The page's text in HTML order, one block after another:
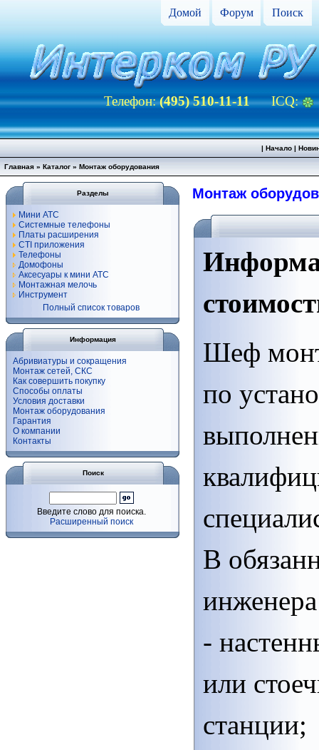
Домой Форум Поиск
Телефон:(495) 510-11-11ICQ:
| Начало|
Главная » Каталог » Монтаж оборудования
Разделы
Мини АТС
Системные телефоны
Платы расширения
CTI приложения
Телефоны
Домофоны
Аксесуары к мини АТС
Монтажная мелочь
Инструмент
Полный список товаров
Информация
Абривиатуры и сокращения
Монтаж сетей, СКС
Как совершить покупку
Способы оплаты
Условия доставки
Монтаж оборудования
Гарантия
О компании
Контакты
Поиск
Введите слово для поиска.
Расширенный поиск
Монтаж
Шеф
по
В
-
или
станции;